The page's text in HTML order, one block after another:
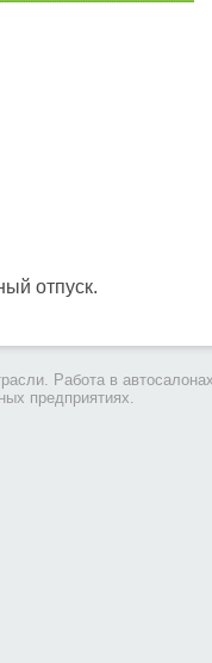
отпуск.
Работа в
предприятиях.